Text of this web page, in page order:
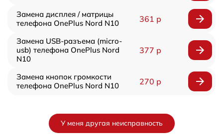
Замена дисплея / матрицы
телефона OnePlus Nord N10
361 р
Замена USB-разъема (micro-
usb) телефона OnePlus Nord
N10
377 р
Замена кнопок громкости
телефона OnePlus Nord N10
270 р
У меня другая неисправность